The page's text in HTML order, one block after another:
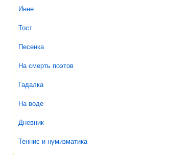
Инне
Тост
Песенка
На смерть поэтов
Гадалка
На воде
Дневник
Теннис и нумизматика